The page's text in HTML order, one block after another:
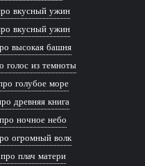
вкусный ужин
вкусный ужин
высокая башня
голос из темноты
голубое море
древняя книга
ночное небо
огромный волк
плач матери